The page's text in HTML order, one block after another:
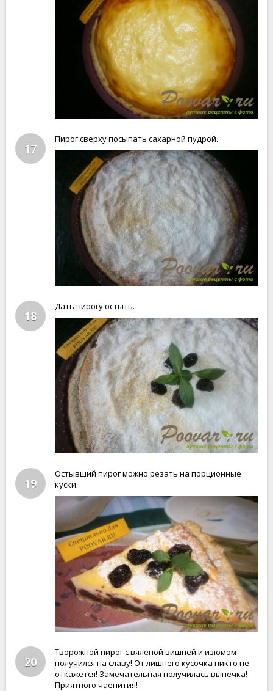
17
Пирог сверху посыпать сахарной пудрой.
18
Дать пирогу остыть.
19
Остывший пирог можно резать на порционные
куски.
20
Творожной пирог с вяленой вишней и изюмом
получился на славу! От лишнего кусочка никто не
откажется! Замечательная получилась выпечка!
Приятного чаепития!